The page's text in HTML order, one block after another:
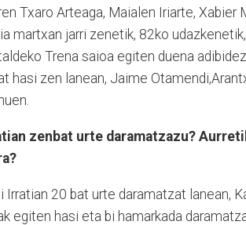
Txaro Arteaga, Maialen Iriarte, Xabier
martxan jarri zenetik, 82ko
Trena saioa egiten duena
hasi zen lanean, Jaime
zenbat urte daramatzazu?
Irratian 20 bat urte daramatzat lanean,
egiten hasi eta bi hamarkada